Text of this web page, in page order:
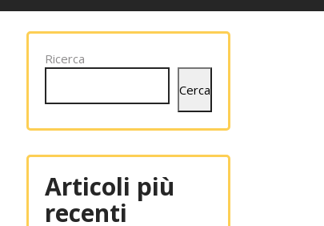
Ricerca
Cerca
Articoli più
recenti